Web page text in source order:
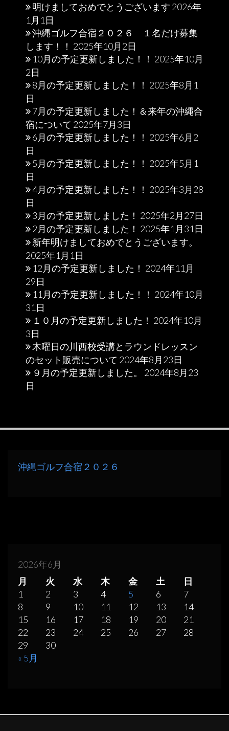
明けましておめでとうございます 2026年
1月1日
沖縄ゴルフ合宿２０２６ １名だけ募集
します！！ 2025年10月2日
10月の予定更新しました！！ 2025年10月
2日
8月の予定更新しました！！ 2025年8月1
日
7月の予定更新しました！＆来年の沖縄合
宿について 2025年7月3日
6月の予定更新しました！！ 2025年6月2
日
5月の予定更新しました！！ 2025年5月1
日
4月の予定更新しました！！ 2025年3月28
日
3月の予定更新しました！ 2025年2月27日
2月の予定更新しました！ 2025年1月31日
新年明けましておめでとうございます。
2025年1月1日
12月の予定更新しました！ 2024年11月
29日
11月の予定更新しました！！ 2024年10月
31日
１０月の予定更新しました！ 2024年10月
3日
木曜日の川西校受講とラウンドレッスン
のセット販売について 2024年8月23日
９月の予定更新しました。
2024年8月23
日
沖縄ゴルフ合宿２０２６
2026年6月
月
火 水 木 金 土 日
« 5月
1 2 3 4 5 6
7
8
9 10 11 12 13
14
15
16 17 18 19 20
21
22
23 24 25 26 27
28
29
30